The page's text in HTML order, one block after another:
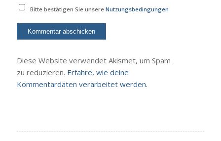
Bitte bestätigen Sie unsereNutzungsbedingungen
Diese Website verwendet Akismet, um Spam
zu reduzieren. Erfahre, wie deine
Kommentardaten verarbeitet werden.